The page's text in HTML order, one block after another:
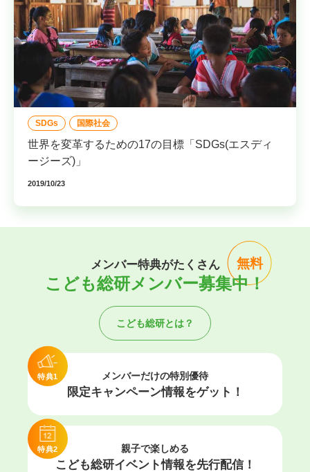
SDGs 国際社会
世界を変革するための17の目標「SDGs(エスディ
ージーズ)」
2019/10/23
メンバー特典がたくさん
こども総研メンバー募集中！
無料
こども総研とは？
特典1 メンバーだけの特別優待
限定キャンペーン情報をゲット！
特典2 親子で楽しめる
こども総研イベント情報を先行配信！